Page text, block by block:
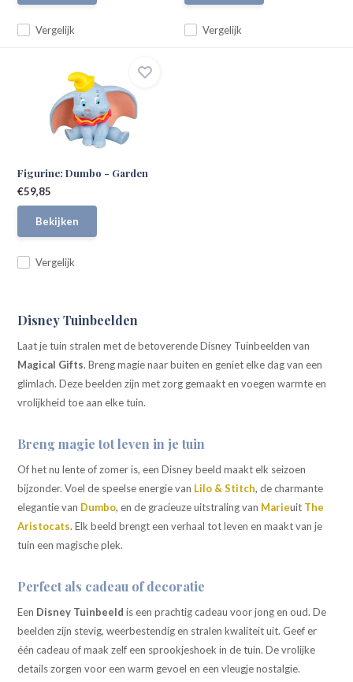
Vergelijk Vergelijk
Figurine: Dumbo - Garden
Vergelijk
€59,85
Bekijken
Disney Tuinbeelden
Laat je tuin stralen met de betoverende Disney Tuinbeelden van
Magical Gifts. Breng magie naar buiten en geniet elke dag van een
glimlach. Deze beelden zijn met zorg gemaakt en voegen warmte en
vrolijkheid toe aan elke tuin.
Breng magie tot leven in je tuin
Of het nu lente of zomer is, een Disney beeld maakt elk seizoen
bijzonder. Voel de speelse energie van Lilo & Stitch, de charmante
elegantie van Dumbo, en de gracieuze uitstraling van Marieuit The
Aristocats. Elk beeld brengt een verhaal tot leven en maakt van je
tuin een magische plek.
Perfect als cadeau of decoratie
Een Disney Tuinbeeld is een prachtig cadeau voor jong en oud. De
beelden zijn stevig, weerbestendig en stralen kwaliteit uit. Geef er
één cadeau of maak zelf een sprookjeshoek in de tuin. De vrolijke
details zorgen voor een warm gevoel en een vleugje nostalgie.